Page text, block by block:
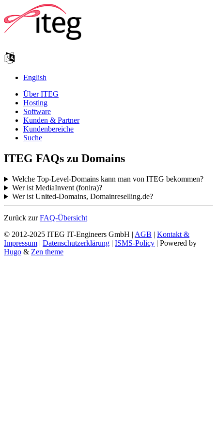
English
Über ITEG
Hosting
Software
Kunden & Partner
Kundenbereiche
Suche
ITEG FAQs zu Domains
Welche Top-Level-Domains kann man von ITEG bekommen?
Wer ist MediaInvent (fonira)?
Wer ist United-Domains, Domainreselling.de?
Zurück zurFAQ-Übersicht
© 2012-2025 ITEG IT-Engineers GmbH | AGB | Kontakt &
Impressum | Datenschutzerklärung | ISMS-Policy | Powered by
Hugo & Zen theme